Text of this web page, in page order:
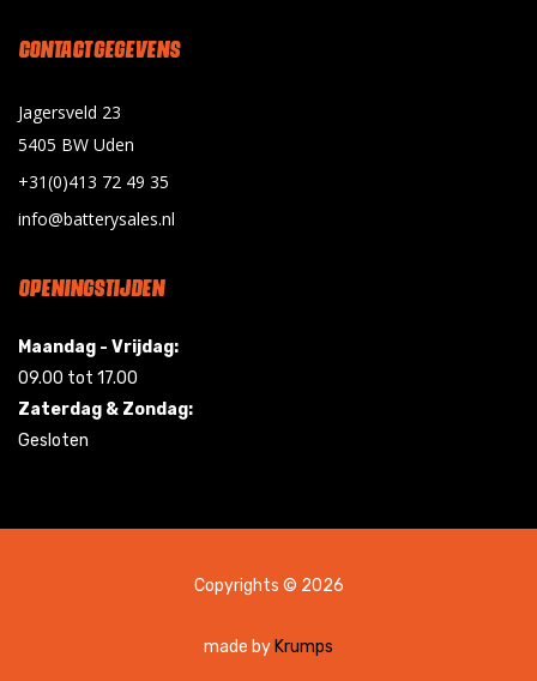
CONTACT GEGEVENS
Jagersveld 23
5405 BW Uden
+31(0)413 72 49 35
info@batterysales.nl
OPENINGSTIJDEN
Maandag - Vrijdag:
09.00 tot 17.00
Zaterdag & Zondag:
Gesloten
Copyrights © 2026
made by Krumps